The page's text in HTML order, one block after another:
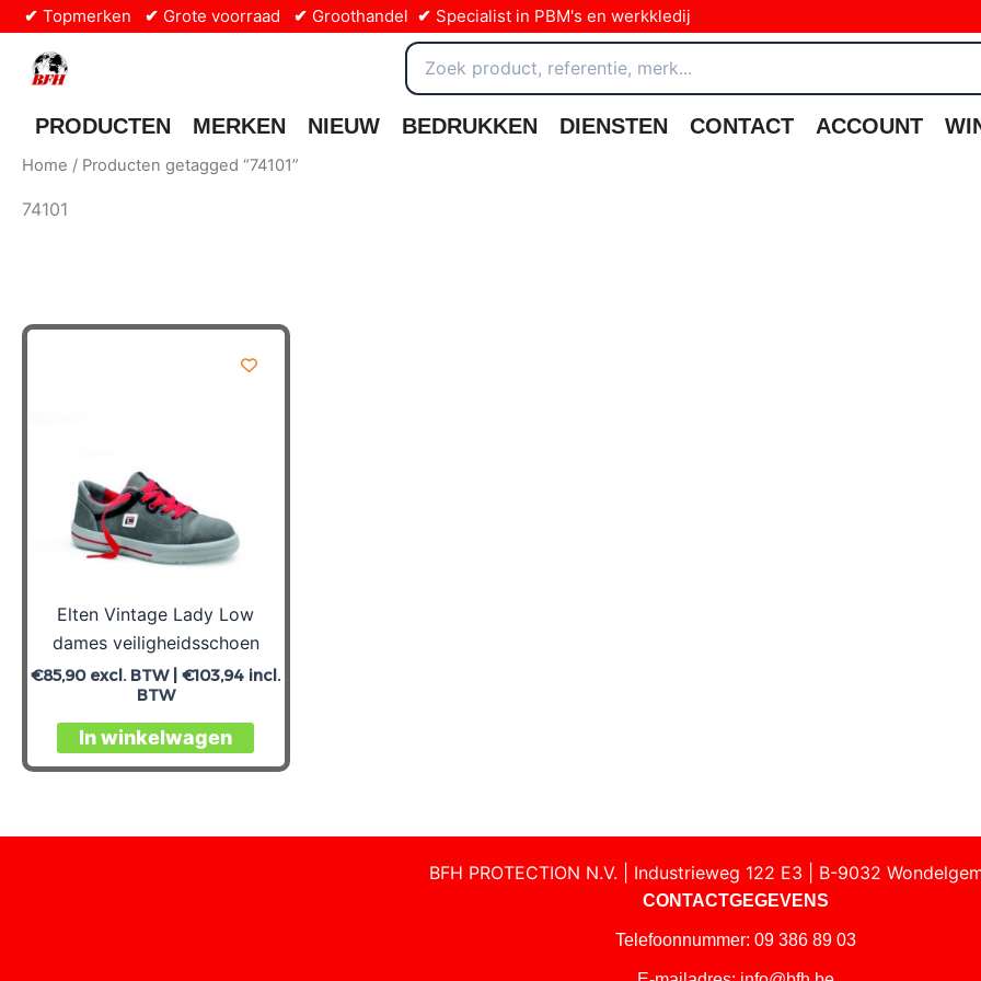
✔ Topmerken ✔ Grote voorraad ✔ Groothandel ✔ Specialist in PBM's en werkkledij
Zoeken
naar:
PRODUCTEN MERKEN NIEUW BEDRUKKEN DIENSTEN CONTACT ACCOUNT
Home / Producten getagged “74101”
74101
Elten Vintage Lady Low
dames veiligheidsschoen
€85,90excl. BTW |€103,94 incl.
BTW
In winkelwagen
BFH PROTECTION N.V. | Industrieweg 122 E3 | B-9032
CONTACTGEGEVENS
Telefoonnummer: 09 386 89 03